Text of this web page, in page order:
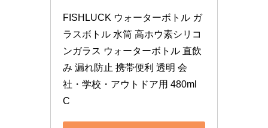
FISHLUCK ウォーターボトル ガ
ラスボトル 水筒 高ホウ素シリコ
ンガラス ウォーターボトル 直飲
み 漏れ防止 携帯便利 透明 会
社・学校・アウトドア用 480ml
C